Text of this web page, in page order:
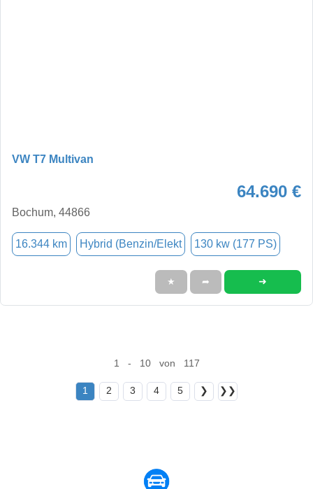
VW T7 Multivan
64.690 €
Bochum, 44866
16.344 km Hybrid (Benzin/Elekt 130 kw (177 PS)
★ ➦ ➜
1 - 10 von 117
1 2 3 4 5 ❯ ❯❯